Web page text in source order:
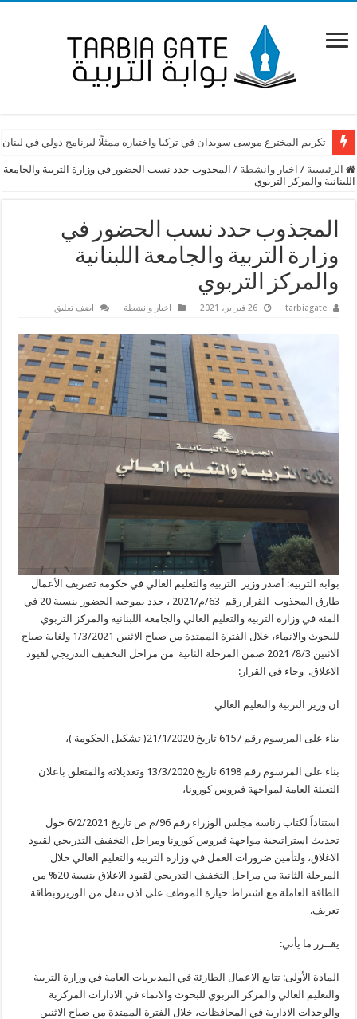
تكريم المخترع موسى سويدان في تركيا واختياره ممثلًا لبرنامج دولي في لبنان
الرئيسية / اخبار وانشطة / المجذوب حدد نسب الحضور في وزارة التربية والجامعة
اللبنانية والمركز التربوي
المجذوب حدد نسب الحضور في
وزارة التربية والجامعة اللبنانية
والمركز التربوي
tarbiagate 26 فبراير، 2021 اخبار وانشطة اضف تعليق
بوابة التربية: أصدر وزير التربية والتعليم العالي في حكومة تصريف الأعمال
طارق المجذوب القرار رقم 63/م/2021 ، حدد بموجبه الحضور بنسبة 20 في
المئة في وزارة التربية والتعليم العالي والجامعة اللبنانية والمركز التربوي
للبحوث والانماء، خلال الفترة الممتدة من صباح الاثنين 1/3/2021 ولغاية صباح
الاثنين 8/3/ 2021 ضمن المرحلة الثانية من مراحل التخفيف التدريجي لقيود
الاغلاق. وجاء في القرار:
ان وزير التربية والتعليم العالي
بناء على المرسوم رقم 6157 تاريخ 21/1/2020( تشكيل الحكومة )،
بناء على المرسوم رقم 6198 تاريخ 13/3/2020 وتعديلاته والمتعلق باعلان
التعبئة العامة لمواجهة فيروس كورونا،
استناداً لكتاب رئاسة مجلس الوزراء رقم 96/م ص تاريخ 6/2/2021 حول
تحديث استراتيجية مواجهة فيروس كورونا ومراحل التخفيف التدريجي لقيود
الاغلاق، ولتأمين ضرورات العمل في وزارة التربية والتعليم العالي خلال
المرحلة الثانية من مراحل التخفيف التدريجي لقيود الاغلاق بنسبة 20% من
الطاقة العاملة مع اشتراط حيازة الموظف على اذن تنقل من الوزيروبطاقة
تعريف.
يقــرر ما يأتي:
المادة الأولى: تتابع الاعمال الطارئة في المديريات العامة في وزارة التربية
والتعليم العالي والمركز التربوي للبحوث والانماء في الادارات المركزية
والوحدات الادارية في المحافظات، خلال الفترة الممتدة من صباح الاثنين